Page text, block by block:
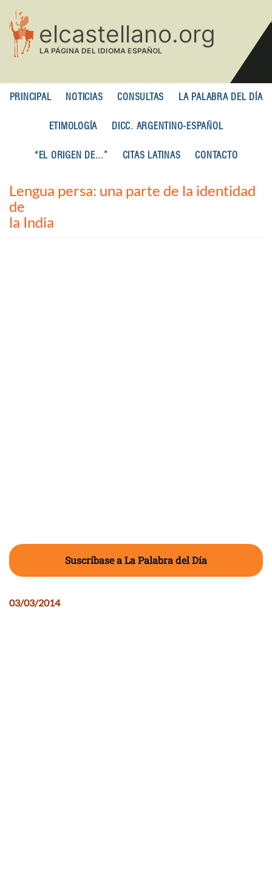
contenido
principal
PRINCIPAL NOTICIAS CONSULTAS LA PALABRA DEL DÍA
ETIMOLOGÍA DICC. ARGENTINO-ESPAÑOL
“EL ORIGEN DE...” CITAS LATINAS CONTACTO
Lengua persa: una parte de la identidad
de
la India
Suscríbase a La Palabra del Día
03/03/2014